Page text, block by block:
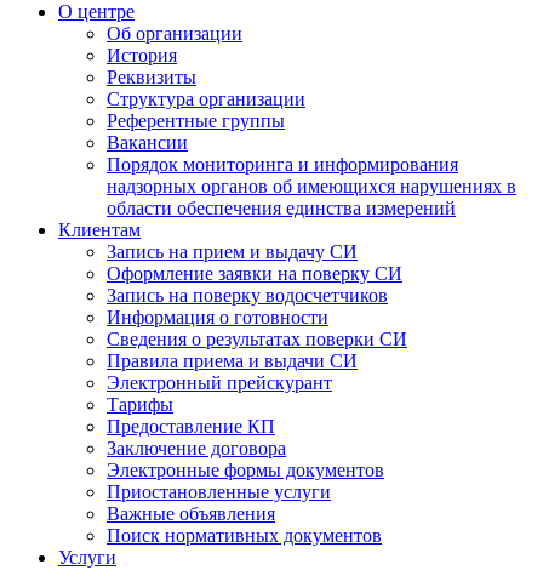
О центре
Об организации
История
Реквизиты
Структура организации
Референтные группы
Вакансии
Порядок мониторинга и информирования
надзорных органов об имеющихся нарушениях в
области обеспечения единства измерений
Клиентам
Запись на прием и выдачу СИ
Оформление заявки на поверку СИ
Запись на поверку водосчетчиков
Информация о готовности
Сведения о результатах поверки СИ
Правила приема и выдачи СИ
Электронный прейскурант
Тарифы
Предоставление КП
Заключение договора
Электронные формы документов
Приостановленные услуги
Важные объявления
Поиск нормативных документов
Услуги